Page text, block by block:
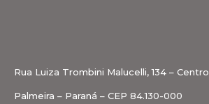
Rua Luiza Trombini Malucelli, 134 – Centro
Palmeira – Paraná – CEP 84.130-000